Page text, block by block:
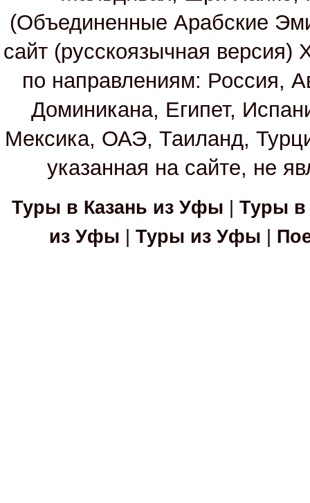
(Объединенные Арабские
сайт (русскоязычная
по направлениям: Россия,
Доминикана, Египет,
Мексика, ОАЭ, Таиланд,
указанная на сайте, не
Туры в Казань из Уфы
Туры в
из Уфы
Туры из Уфы